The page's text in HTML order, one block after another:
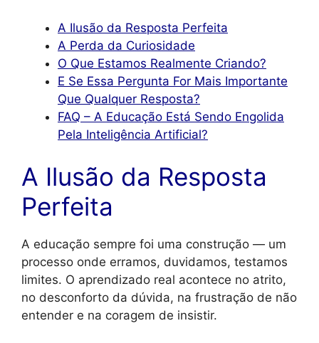
A Ilusão da Resposta Perfeita
A Perda da Curiosidade
O Que Estamos Realmente Criando?
E Se Essa Pergunta For Mais Importante
Que Qualquer Resposta?
FAQ – A Educação Está Sendo Engolida
Pela Inteligência Artificial?
A Ilusão da Resposta
Perfeita
A educação sempre foi uma construção — um
processo onde erramos, duvidamos, testamos
limites. O aprendizado real acontece no atrito,
no desconforto da dúvida, na frustração de não
entender e na coragem de insistir.